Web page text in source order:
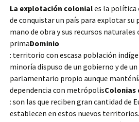
La explotación coloniales la política
de conquistar un país para explotar su
mano de obra y sus recursos
primaDominio
: territorio con escasa población
minoría dispuso de un gobierno y de
parlamentario propio aunque
dependencia con metrópolisColonias
: son las que reciben gran cantidad de
establecen en estos nuevos